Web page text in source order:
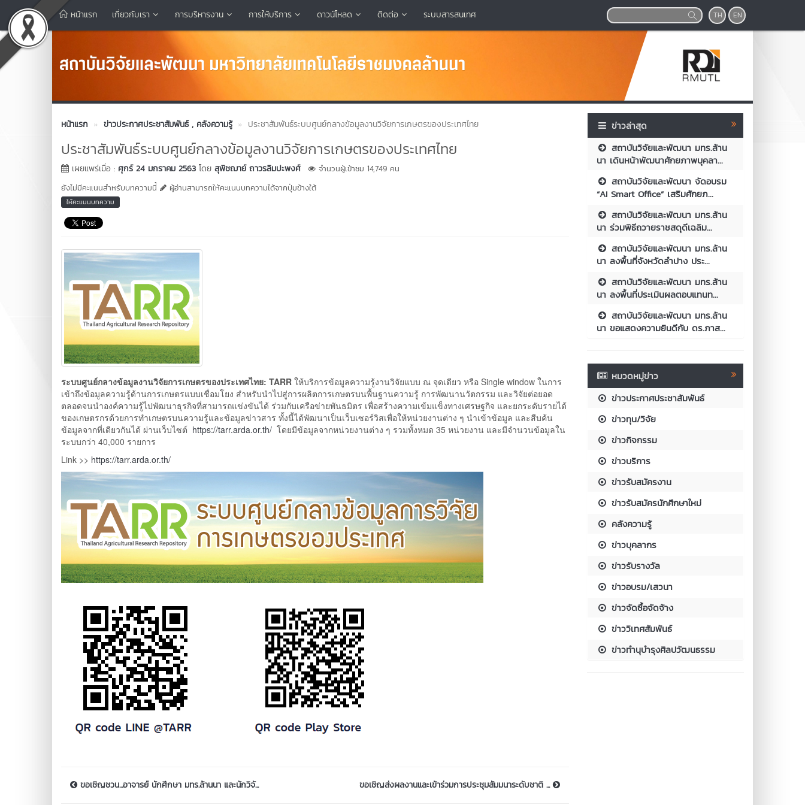
หน้าแรก เกี่ยวกับเรา การบริหารงาน การให้บริการ ดาวน์โหลด ติดต่อ ระบบสารสนเทศ TH EN
หน้าแรก ข่าวประกาศประชาสัมพันธ์ , คลังความรู้ ประชาสัมพันธ์ระบบศูนย์กลางข้อมูลงานวิจัยการเกษตรของประเทศไทย
ประชาสัมพันธ์ระบบศูนย์กลางข้อมูลงานวิจัยการเกษตรของประเทศไทย
เผยแพร่เมื่อ : ศุกร์ 24 มกราคม 2563 โดย สุพิชฌาย์ ถาวรลิมปะพงศ์
จำนวนผู้เข้าชม 14,749 คน
ยังไม่มีคะแนนสำหรับบทความนี้
ผู้อ่านสามารถให้คะแนนบทความได้จากปุ่มข้างใต้
ให้คะแนนบทความ
ระบบศูนย์กลางข้อมูลงานวิจัยการเกษตรของประเทศไทย: TARR ให้บริการข้อมูลความรู้งานวิจัยแบบ ณ จุดเดียว หรือ Single window ในการ
เข้าถึงข้อมูลความรู้ด้านการเกษตรแบบเชื่อมโยง สำหรับนำไปสู่การผลิตการเกษตรบนพื้นฐานความรู้ การพัฒนานวัตกรรม และวิจัยต่อยอด
ตลอดจนนำองค์ความรู้ไปพัฒนาธุรกิจที่สามารถแข่งขันได้ ร่วมกับเครือข่ายพันธมิตร เพื่อสร้างความเข้มแข็งทางเศรษฐกิจ และยกระดับรายได้
ของเกษตรกรด้วยการทำเกษตรบนความรู้และข้อมูลข่าวสาร ทั้งนี้ได้พัฒนาเป็นเว็บเซอร์วิสเพื่อให้หน่วยงานต่าง ๆ นำเข้าข้อมูล และสืบค้น
ข้อมูลจากที่เดียวกันได้ ผ่านเว็บไซต์ https://tarr.arda.or.th/ โดยมีข้อมูลจากหน่วยงานต่าง ๆ รวมทั้งหมด 35 หน่วยงาน และมีจำนวนข้อมูลใน
ระบบกว่า 40,000 รายการ
Link >> https://tarr.arda.or.th/
ขอเชิญชวน...อาจารย์ นักศึกษา มทร.ล้านนา และนักวิจั... ขอเชิญส่งผลงานและเข้าร่วมการประชุมสัมมนาระดับชาติ ...
ข่าวล่าสุด
สถาบันวิจัยและพัฒนา มทร.ล้าน
นา เดินหน้าพัฒนาศักยภาพบุคลา...
สถาบันวิจัยและพัฒนา จัดอบรม
“AI Smart Office” เสริมศักยภ...
สถาบันวิจัยและพัฒนา มทร.ล้าน
นา ร่วมพิธีถวายราชสดุดีเฉลิม...
สถาบันวิจัยและพัฒนา มทร.ล้าน
นา ลงพื้นที่จังหวัดลำปาง ประ...
สถาบันวิจัยและพัฒนา มทร.ล้าน
นา ลงพื้นที่ประเมินผลตอบแทนท...
สถาบันวิจัยและพัฒนา มทร.ล้าน
นา ขอแสดงความยินดีกับ ดร.ภาส...
หมวดหมู่ข่าว
ข่าวประกาศประชาสัมพันธ์
ข่าวทุน/วิจัย
ข่าวกิจกรรม
ข่าวบริการ
ข่าวรับสมัครงาน
ข่าวรับสมัครนักศึกษาใหม่
คลังความรู้
ข่าวบุคลากร
ข่าวรับรางวัล
ข่าวอบรม/เสวนา
ข่าวจัดซื้อจัดจ้าง
ข่าววิเทศสัมพันธ์
ข่าวทำนุบำรุงศิลปวัฒนธรรม